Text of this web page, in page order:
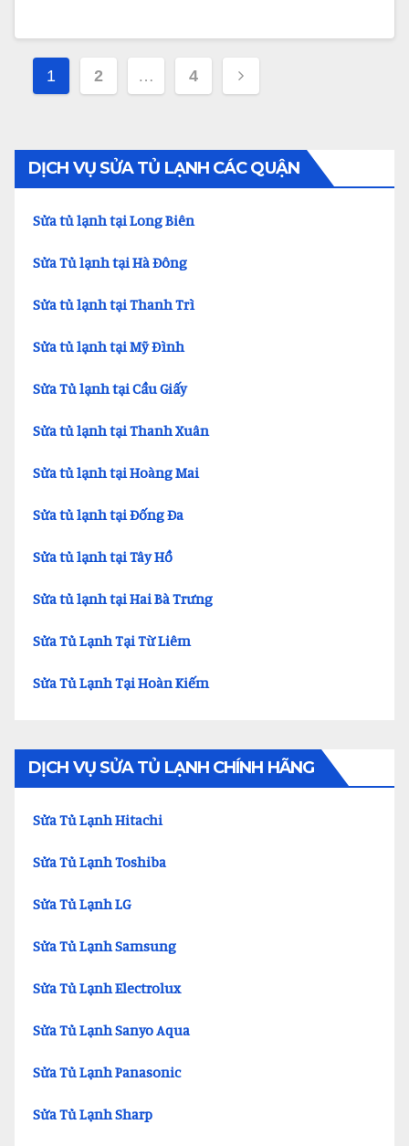
Điều
hướng
viết
1 2 … 4
DỊCH VỤ SỬA TỦ LẠNH CÁC QUẬN
Sửa tủ lạnh tại Long Biên
Sửa Tủ lạnh tại Hà Đông
Sửa tủ lạnh tại Thanh Trì
Sửa tủ lạnh tại Mỹ Đình
Sửa Tủ lạnh tại Cầu Giấy
Sửa tủ lạnh tại Thanh Xuân
Sửa tủ lạnh tại Hoàng Mai
Sửa tủ lạnh tại Đống Đa
Sửa tủ lạnh tại Tây Hồ
Sửa tủ lạnh tại Hai Bà Trưng
Sửa Tủ Lạnh Tại Từ Liêm
Sửa Tủ Lạnh Tại Hoàn Kiếm
DỊCH VỤ SỬA TỦ LẠNH CHÍNH HÃNG
Sửa Tủ Lạnh Hitachi
Sửa Tủ Lạnh Toshiba
Sửa Tủ Lạnh LG
Sửa Tủ Lạnh Samsung
Sửa Tủ Lạnh Electrolux
Sửa Tủ Lạnh Sanyo Aqua
Sửa Tủ Lạnh Panasonic
Sửa Tủ Lạnh Sharp